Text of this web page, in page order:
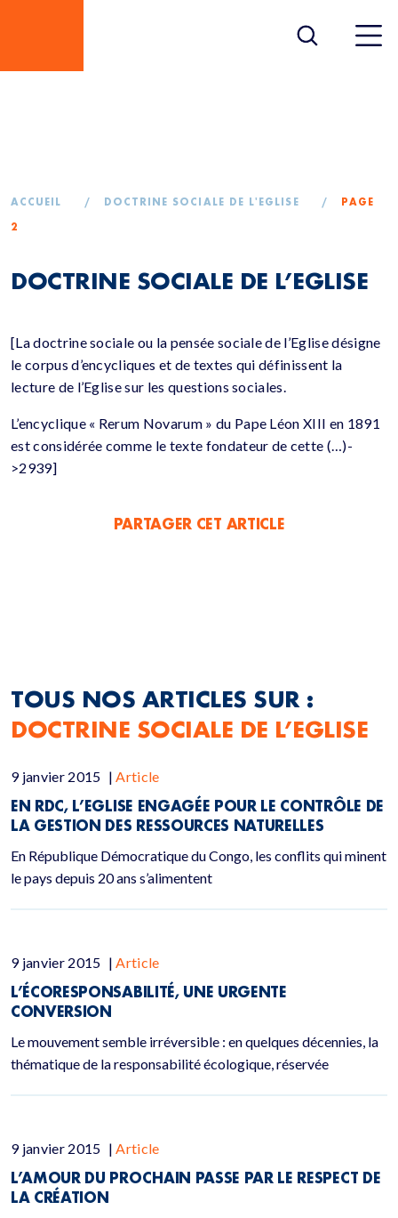
DOCTRINE SOCIALE DE
L’EGLISE
ACCUEIL / DOCTRINE SOCIALE DE L'EGLISE /
PAGE
2
DOCTRINE SOCIALE DE L’EGLISE
[La doctrine sociale ou la pensée sociale de l’Eglise désigne
le corpus d’encycliques et de textes qui définissent la
lecture de l’Eglise sur les questions sociales.
L’encyclique « Rerum Novarum » du Pape Léon XIII en 1891
est considérée comme le texte fondateur de cette (…)-
>2939]
PARTAGER CET ARTICLE
TOUS NOS ARTICLES SUR :
DOCTRINE SOCIALE DE L’EGLISE
9 janvier 2015 | Article
EN RDC, L’EGLISE ENGAGÉE POUR LE CONTRÔLE DE
LA GESTION DES RESSOURCES NATURELLES
En République Démocratique du Congo, les conflits qui minent
le pays depuis 20 ans s’alimentent
9 janvier 2015 | Article
L’ÉCORESPONSABILITÉ, UNE URGENTE
CONVERSION
Le mouvement semble irréversible : en quelques décennies, la
thématique de la responsabilité écologique, réservée
9 janvier 2015 | Article
L’AMOUR DU PROCHAIN PASSE PAR LE RESPECT DE
LA CRÉATION